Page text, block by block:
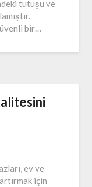
tutuşu ve
bir…
ev ve
için